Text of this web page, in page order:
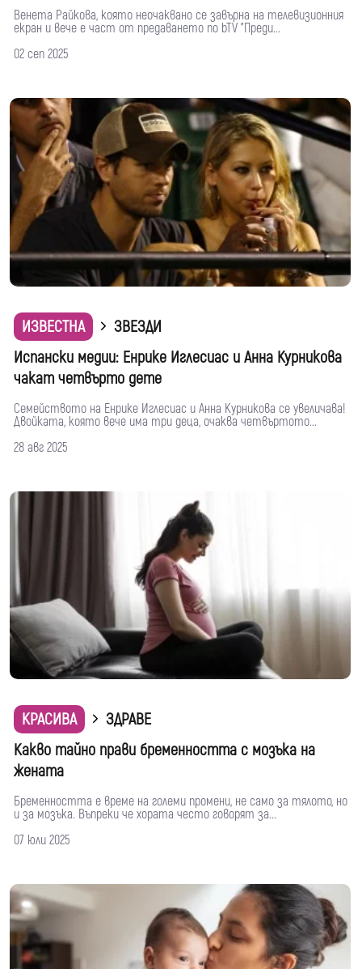
Венета Райкова, която неочаквано се завърна на телевизионния
екран и вече е част от предаването по bTV "Преди...
02 сеп 2025
ИЗВЕСТНА
ЗВЕЗДИ
Испански медии: Енрике Иглесиас и Анна Курникова
чакат четвърто дете
Семейството на Енрике Иглесиас и Анна Курникова се увеличава!
Двойката, която вече има три деца, очаква четвъртото...
28 авг 2025
КРАСИВА
ЗДРАВЕ
Какво тайно прави бременността с мозъка на
жената
Бременността е време на големи промени, не само за тялото, но
и за мозъка. Въпреки че хората често говорят за...
07 юли 2025